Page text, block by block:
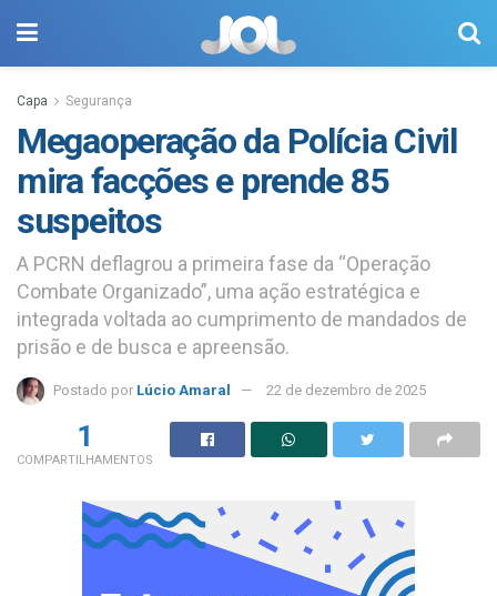
Capa Segurança
Megaoperação da Polícia Civil
mira facções e prende 85
suspeitos
A PCRN deflagrou a primeira fase da “Operação
Combate Organizado”, uma ação estratégica e
integrada voltada ao cumprimento de mandados de
prisão e de busca e apreensão.
Postado por Lúcio Amaral 22 de dezembro de 2025
1
COMPARTILHAMENTOS